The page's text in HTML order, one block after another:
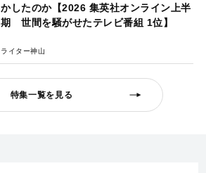
かしたのか【2026 集英社オンライン上半
期 世間を騒がせたテレビ番組 1位】
ライター神山
特集一覧を見る